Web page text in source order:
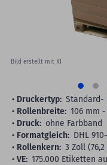
Bild erstellt mit KI
Druckertyp: Standard-
Rollenbreite: 106 mm -
Druck: ohne Farbband
Formatgleich: DHL
Rollenkern: 3 Zoll
VE: 175.000 Etiketten